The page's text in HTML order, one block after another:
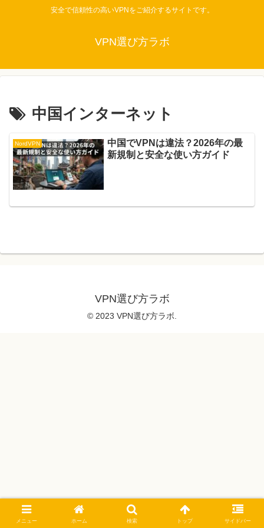
安全で信頼性の高いVPNをご紹介するサイトです。
VPN選び方ラボ
中国インターネット
NordVPN
中国でVPNは違法？2026年の最
新規制と安全な使い方ガイド
VPN選び方ラボ
© 2023 VPN選び方ラボ.
メニュー ホーム 検索 トップ サイドバー